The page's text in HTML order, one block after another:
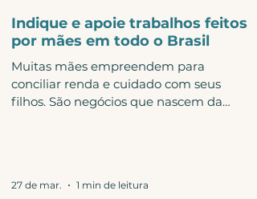
meninas vítimas de violência sexual. A
resolução buscava garantir acesso mais
rápido aos serviços de saúde nos casos
previstos em lei, além de reduzir a
revitimização dessas crianças e
adolescentes durante o atendimento.
Indique e apoie trabalhos feitos
por mães em todo o Brasil
Muitas mães empreendem para
conciliar renda e cuidado com seus
filhos. São negócios que nascem da
serviços feito por mães do Brasil todo.
27 de mar. 1 min de leitura